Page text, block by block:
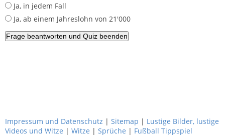
Ja, in jedem Fall
Ja, ab einem Jahreslohn von 21'000
Impressum und Datenschutz | Sitemap | Lustige Bilder, lustige
Videos und Witze | Witze | Sprüche | Fußball Tippspiel